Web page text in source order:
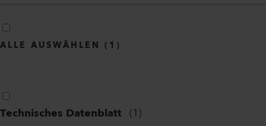
ALLE AUSWÄHLEN ( 1 )
Technisches Datenblatt (1)